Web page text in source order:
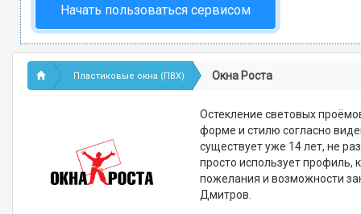
Начать пользоваться сервисом
Пластиковые окна (ПВХ) Окна Роста
Остекление световых
форме и стилю согласно
существует уже 14 лет, не
просто использует профиль,
пожелания и возможности
Дмитров.